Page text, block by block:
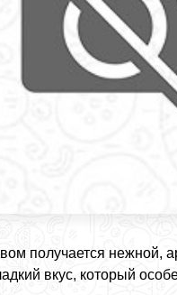
получается нежной,
вкус, который